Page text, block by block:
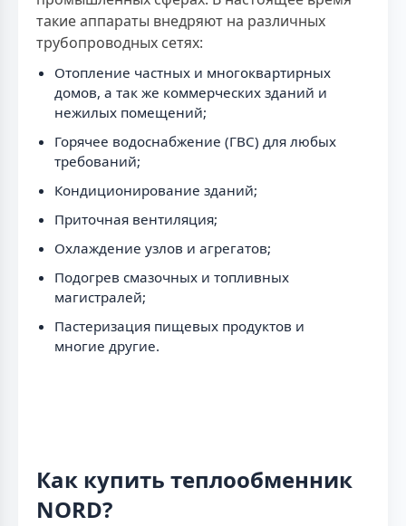
такие аппараты внедряют на различных
трубопроводных сетях:
Отопление частных и многоквартирных
домов, а так же коммерческих зданий и
нежилых помещений;
Горячее водоснабжение (ГВС) для любых
требований;
Кондиционирование зданий;
Приточная вентиляция;
Охлаждение узлов и агрегатов;
Подогрев смазочных и топливных
магистралей;
Пастеризация пищевых продуктов и
многие другие.
Как купить теплообменник
NORD?